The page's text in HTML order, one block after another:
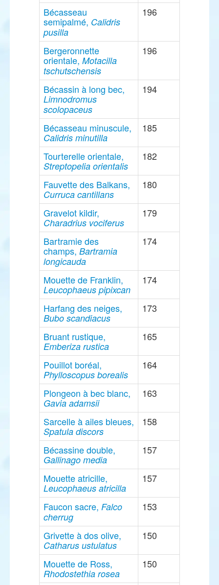
Bécasseau
semipalmé, Calidris
pusilla
196
Bergeronnette
orientale, Motacilla
tschutschensis
196
Bécassin à long bec,
Limnodromus
scolopaceus
194
Bécasseau minuscule,
Calidris minutilla
185
Tourterelle orientale,
Streptopelia orientalis
182
Fauvette des Balkans,
Curruca cantillans
180
Gravelot kildir,
Charadrius vociferus
179
Bartramie des
champs, Bartramia
longicauda
174
Mouette de Franklin,
Leucophaeus pipixcan
174
Harfang des neiges,
Bubo scandiacus
173
Bruant rustique,
Emberiza rustica
165
Pouillot boréal,
Phylloscopus borealis
164
Plongeon à bec blanc,
Gavia adamsii
163
Sarcelle à ailes bleues,
Spatula discors
158
Bécassine double,
Gallinago media
157
Mouette atricille,
Leucophaeus atricilla
157
Faucon sacre, Falco
cherrug
153
Grivette à dos olive,
Catharus ustulatus
150
Mouette de Ross,
Rhodostethia rosea
150